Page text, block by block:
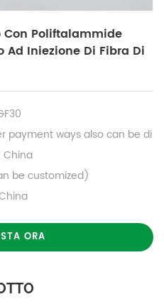
Con Poliftalammide
Iniezione Di Fibra Di
payment ways also can be di
China
be customized)
ORA